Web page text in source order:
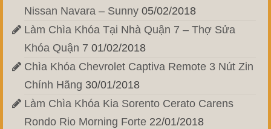
Nissan Navara – Sunny 05/02/2018
Làm Chìa Khóa Tại Nhà Quận 7 – Thợ Sửa
Khóa Quận 7 01/02/2018
Chìa Khóa Chevrolet Captiva Remote 3 Nút Zin
Chính Hãng 30/01/2018
Làm Chìa Khóa Kia Sorento Cerato Carens
Rondo Rio Morning Forte 22/01/2018